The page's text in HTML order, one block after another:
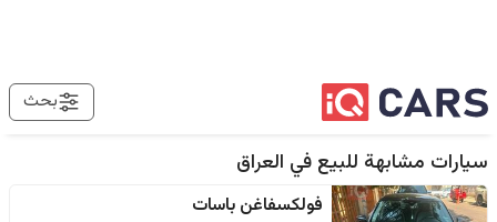
بحث
سيارات مشابهة للبيع في العراق
فولكسفاغن باسات